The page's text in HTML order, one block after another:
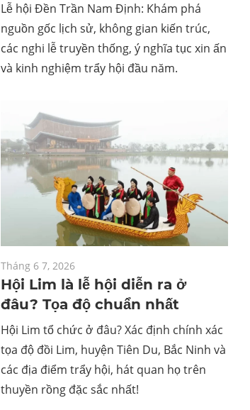
Lễ hội Đền Trần Nam Định: Khám phá
nguồn gốc lịch sử, không gian kiến trúc,
các nghi lễ truyền thống, ý nghĩa tục xin ấn
và kinh nghiệm trẩy hội đầu năm.
Tháng 6 7, 2026
Hội Lim là lễ hội diễn ra ở
đâu? Tọa độ chuẩn nhất
Hội Lim tổ chức ở đâu? Xác định chính xác
tọa độ đồi Lim, huyện Tiên Du, Bắc Ninh và
các địa điểm trẩy hội, hát quan họ trên
thuyền rồng đặc sắc nhất!